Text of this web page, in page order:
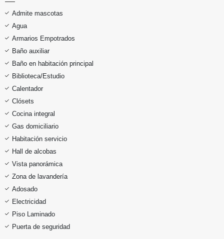
Admite mascotas
Agua
Armarios Empotrados
Baño auxiliar
Baño en habitación principal
Biblioteca/Estudio
Calentador
Clósets
Cocina integral
Gas domiciliario
Habitación servicio
Hall de alcobas
Vista panorámica
Zona de lavandería
Adosado
Electricidad
Piso Laminado
Puerta de seguridad